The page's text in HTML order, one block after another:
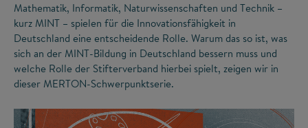
Mathematik, Informatik, Naturwissenschaften und Technik –
kurz MINT – spielen für die Innovationsfähigkeit in
Deutschland eine entscheidende Rolle. Warum das so ist, was
sich an der MINT-Bildung in Deutschland bessern muss und
welche Rolle der Stifterverband hierbei spielt, zeigen wir in
dieser MERTON-Schwerpunktserie.